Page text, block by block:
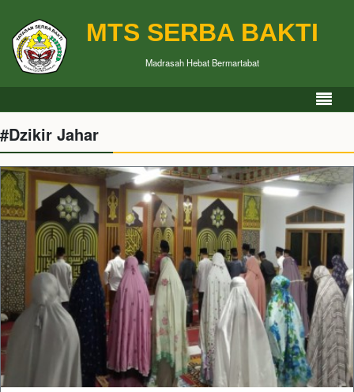
MTS SERBA BAKTI
Madrasah Hebat Bermartabat
#Dzikir Jahar